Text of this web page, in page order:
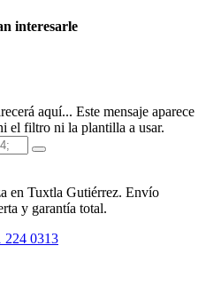
interesarle
aquí... Este mensaje aparece
el filtro ni la plantilla a usar.
en Tuxtla Gutiérrez. Envío
y garantía total.
224 0313